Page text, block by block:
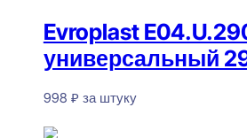
Evroplast
универсальный
998 ₽ за штуку